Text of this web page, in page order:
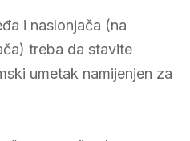
i naslonjača (na
treba da stavite
umetak namijenjen za